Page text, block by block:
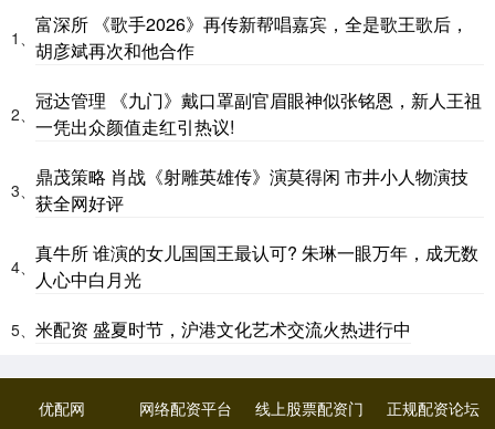
1、
富深所 《歌手2026》再传新帮唱嘉宾，全是歌王歌后，
胡彦斌再次和他合作
2、
冠达管理 《九门》戴口罩副官眉眼神似张铭恩，新人王祖
一凭出众颜值走红引热议!
3、
鼎茂策略 肖战《射雕英雄传》演莫得闲 市井小人物演技
获全网好评
4、
真牛所 谁演的女儿国国王最认可? 朱琳一眼万年，成无数
人心中白月光
5、 米配资 盛夏时节，沪港文化艺术交流火热进行中
优配网 网络配资平台 线上股票配资门 正规配资论坛